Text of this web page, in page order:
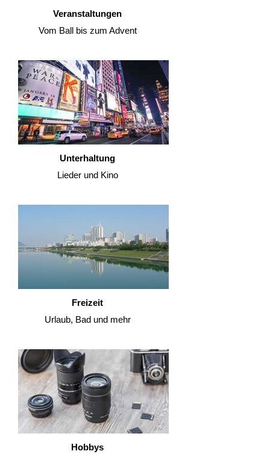
Veranstaltungen
Vom Ball bis zum Advent
Unterhaltung
Lieder und Kino
Freizeit
Urlaub, Bad und mehr
Hobbys